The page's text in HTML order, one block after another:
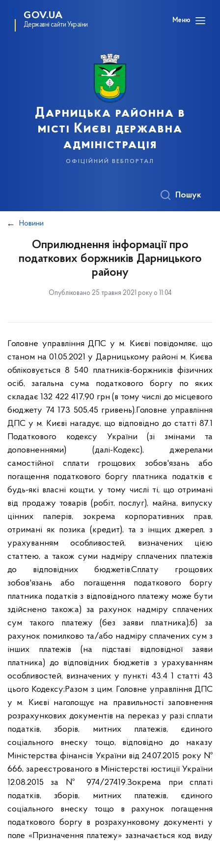
GOV.UA
Державні сайти України
Меню
Дарницька районна в
місті Києві державна
адміністрація
офіційний вебпортал
Пошук
Новини
Оприлюднення інформації про
податкових боржників Дарницького
району
Опубліковано 25 травня 2021 року о 11:04
Головне управління ДПС у м. Києві повідомляє, що
станом на 01.05.2021 у Дарницькому районі м. Києва
обліковується 8 540 платників-боржників фізичних
осіб, загальна сума податкового боргу по яких
складає 132 422 417,90 грн (в тому числі до місцевого
бюджету 74 173 505,45 гривень).Головне управління
ДПС у м. Києві нагадує, що відповідно до статті 87.1
Податкового кодексу України (зі змінами та
доповненнями) (далі-Кодекс), джерелами
самостійної сплати грощових зобов'язань або
погащення податкового боргу платника податків є
будь-які власні кощти, у тому числі ті, що отримані
від продажу товарів (робіт, послуг), майна, випуску
цінних паперів, зокрема корпоративних прав,
отримані як позика (кредит), та з інщих джерел, з
урахуванням особливостей, визначених цією
статтею, а також суми надміру сплачених платежів
до відповідних бюджетів.Сплату грощових
зобов'язань або погащення податкового боргу
платника податків з відповідного платежу може бути
здійснено також:а) за рахунок надміру сплачених
сум такого платежу (без заяви платника);б) за
рахунок помилково та/або надміру сплачених сум з
інших платежів (на підставі відповідної заяви
платника) до відповідних бюджетів з урахуванням
особливостей, визначених у пункті 43.4 1 статті 43
цього Кодексу;Разом з цим. Головне управління ДПС
у м. Києві наголощує на правильності заповнення
розрахункових документів на переказ у разі сплати
податків, зборів, митних платежів, єдиного
соціального внеску тощо, відповідно до наказу
Міністерства фінансів України від 24.07.2015 року №
666, зареєстрованого в Міністерстві юстиції України
12.08.2015 за № 974/27419.Зокрема при сплаті
податків, зборів, митних платежів, єдиного
соціального внеску тощо в рахунок погащення
податкового боргу в розрахунковому документі у
поле «Призначення платежу» зазначається код виду